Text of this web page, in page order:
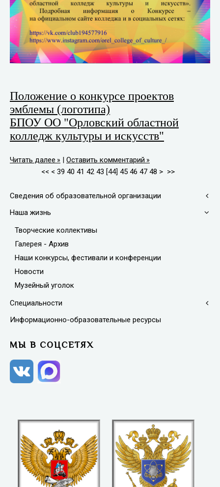
Положение о конкурсе проектов
эмблемы (логотипа)
БПОУ ОО "Орловский областной
колледж культуры и искусств"
Читать далее
Оставить комментарий
<< < 39 40 41 42 43 [44] 45 46 47 48 > >>
Сведения об образовательной организации
Наша жизнь
Творческие коллективы
Галерея - Архив
Наши конкурсы, фестивали и конференции
Новости
Музейный уголок
Специальности
Информационно-образовательные ресурсы
МЫ В СОЦСЕТЯХ